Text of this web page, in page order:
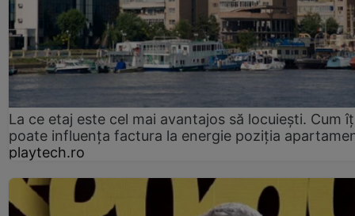
La ce etaj este cel mai avantajos să locuiești. Cum
poate influența factura la energie poziția
playtech.ro